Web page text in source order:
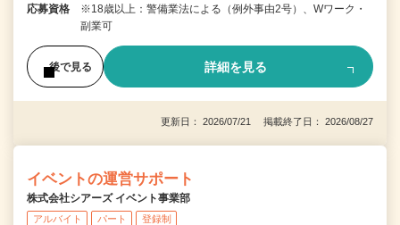
応募資格
※18歳以上：警備業法による（例外事由2号）、Wワーク・
副業可
後で見る 詳細を見る
更新日： 2026/07/21 掲載終了日： 2026/08/27
イベントの運営サポート
株式会社シアーズ イベント事業部
アルバイト パート 登録制